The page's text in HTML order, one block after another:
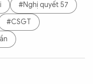
#Nghị quyết 57
#CSGT